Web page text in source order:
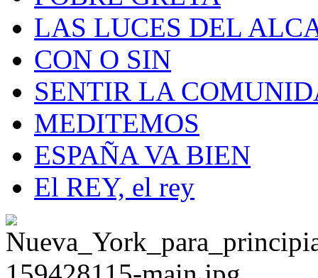
LAS LUCES DEL
CON O SIN
SENTIR LA
MEDITEMOS
ESPAÑA VA BIEN
El REY, el rey